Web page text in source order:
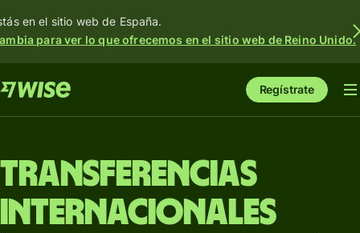
en el sitio web de España.
para ver lo que ofrecemos en el sitio web de Reino Unido.
Regístrate
Transferencias
internacionales